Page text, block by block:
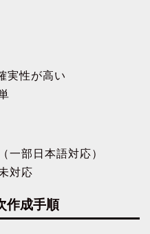
実性が高い
一部日本語対応）
対応
作成手順